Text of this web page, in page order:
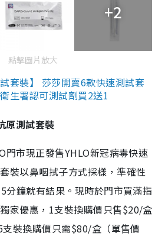
+2
點擊圖片放大
套裝】 莎莎開賣6款快速測試套
生署認可測試劑買2送1
原測試套裝
門市現正發售YHLO新冠病毒快速
裝以鼻咽拭子方式採樣，準確性
分鐘就有結果。現時於門市買滿指
家優惠，1支裝換購價只售$20/盒
支裝換購價只需$80/盒（單售價